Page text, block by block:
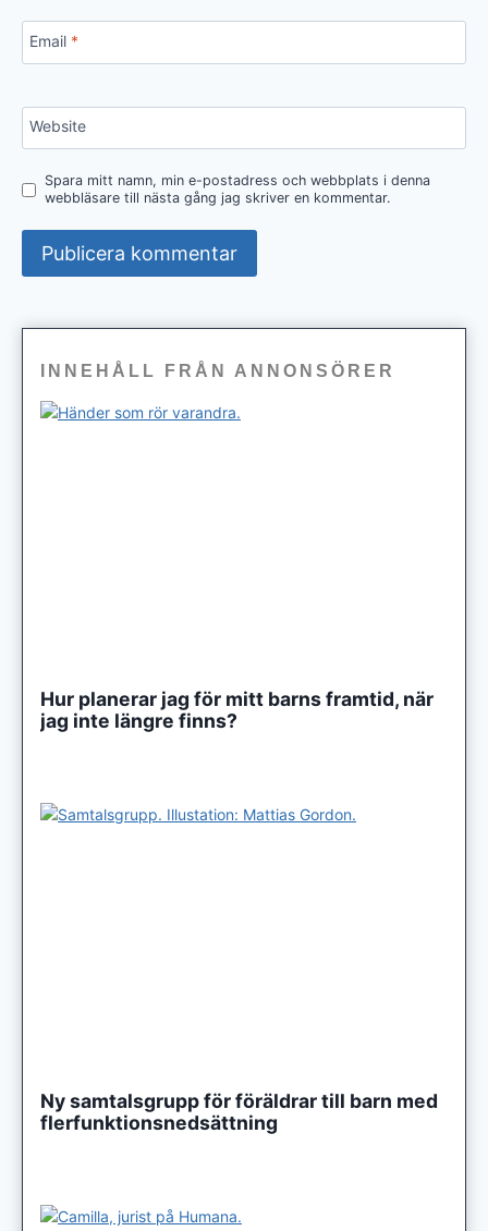
Email *
Website
Spara mitt namn, min e-postadress och webbplats i denna
webbläsare till nästa gång jag skriver en kommentar.
INNEHÅLL FRÅN ANNONSÖRER
Hur planerar jag för mitt barns framtid, när
jag inte längre finns?
Ny samtalsgrupp för föräldrar till barn med
flerfunktionsnedsättning